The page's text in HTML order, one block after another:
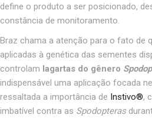
define o produto a ser posicionado,
constância de monitoramento.
Braz chama a atenção para o fato de
aplicadas à genética das sementes
controlam lagartas do gênero
indispensável uma aplicação focada
ressaltada a importância de Instivo®,
imbatível contra as Spodopteras